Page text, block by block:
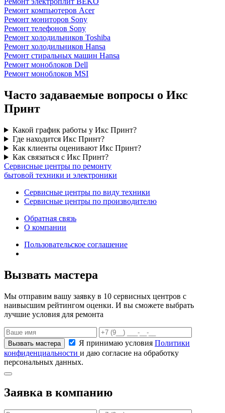
Ремонт компьютеров Acer
Ремонт мониторов Sony
Ремонт телефонов Sony
Ремонт холодильников Toshiba
Ремонт холодильников Hansa
Ремонт стиральных машин Hansa
Ремонт моноблоков Dell
Ремонт моноблоков MSI
Часто задаваемые вопросы о Икс
Принт
Какой график работы у Икс Принт?
Где находится Икс Принт?
Как клиенты оценивают Икс Принт?
Как связаться с Икс Принт?
Сервисные центры по ремонту
бытовой техники и электроники
Сервисные центры по виду техники
Сервисные центры по производителю
Обратная связь
О компании
Пользовательское соглашение
Вызвать мастера
Мы отправим вашу заявку в 10 сервисных центров с
наивысшим рейтингом оценки. И вы сможете выбрать
лучшие условия для ремонта
Я принимаю условия Политики
конфиденциальности и даю согласие на обработку
персональных данных.
Заявка в компанию